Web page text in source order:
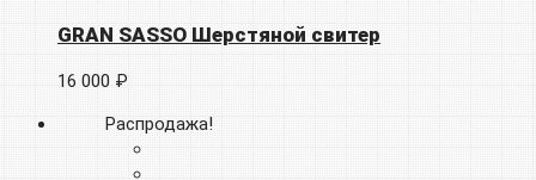
GRAN SASSO Шерстяной свитер
16 000 ₽
Распродажа!